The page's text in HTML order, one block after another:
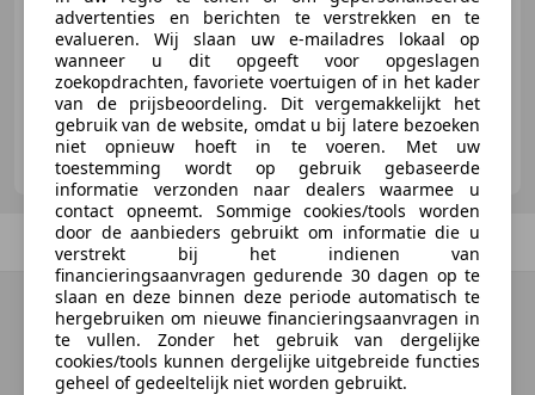
07/2009 37.100 km - Brandstof -/-
Jager Motoren B.V.
NL-7905 SG HOOGEVEEN
Vorige 1/1 Volgende
advertenties en berichten te verstrekken en te
evalueren. Wij slaan uw e-mailadres lokaal op
wanneer u dit opgeeft voor opgeslagen
zoekopdrachten, favoriete voertuigen of in het kader
van de prijsbeoordeling. Dit vergemakkelijkt het
gebruik van de website, omdat u bij latere bezoeken
niet opnieuw hoeft in te voeren. Met uw
toestemming wordt op gebruik gebaseerde
informatie verzonden naar dealers waarmee u
contact opneemt. Sommige cookies/tools worden
door de aanbieders gebruikt om informatie die u
verstrekt bij het indienen van
financieringsaanvragen gedurende 30 dagen op te
slaan en deze binnen deze periode automatisch te
hergebruiken om nieuwe financieringsaanvragen in
te vullen. Zonder het gebruik van dergelijke
cookies/tools kunnen dergelijke uitgebreide functies
geheel of gedeeltelijk niet worden gebruikt.